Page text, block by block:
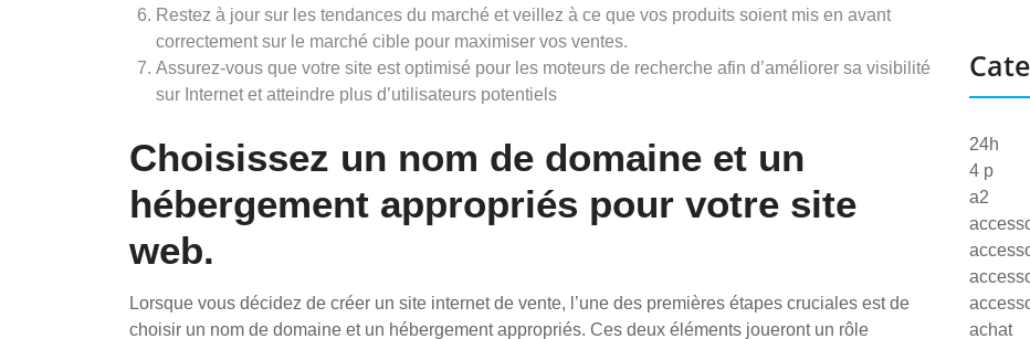
Restez à jour sur les tendances du marché et veillez à ce que vos produits soient mis en avant
correctement sur le marché cible pour maximiser vos ventes.
Assurez-vous que votre site est optimisé pour les moteurs de recherche afin d’améliorer sa visibilité
sur Internet et atteindre plus d’utilisateurs potentiels
Choisissez un nom de domaine et un
hébergement appropriés pour votre site
web.
Lorsque vous décidez de créer un site internet de vente, l’une des premières étapes cruciales est de
choisir un nom de domaine et un hébergement appropriés. Ces deux éléments joueront un rôle
24h
4 p
a2
achat